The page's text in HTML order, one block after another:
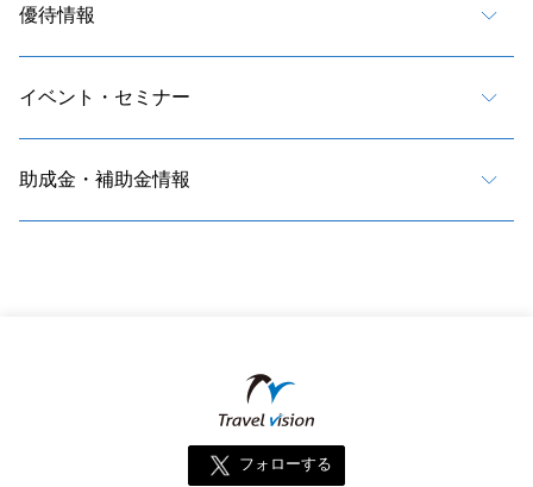
優待情報
イベント・セミナー
助成金・補助金情報
フォローする